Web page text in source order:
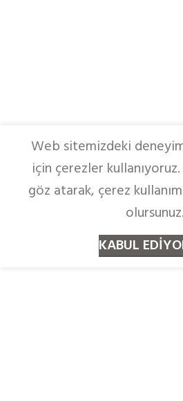
Web sitemizdeki
için çerezler
göz atarak, çerez
olursunuz.
KABUL